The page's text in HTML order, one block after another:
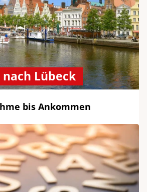
Lübeck
bis Ankommen